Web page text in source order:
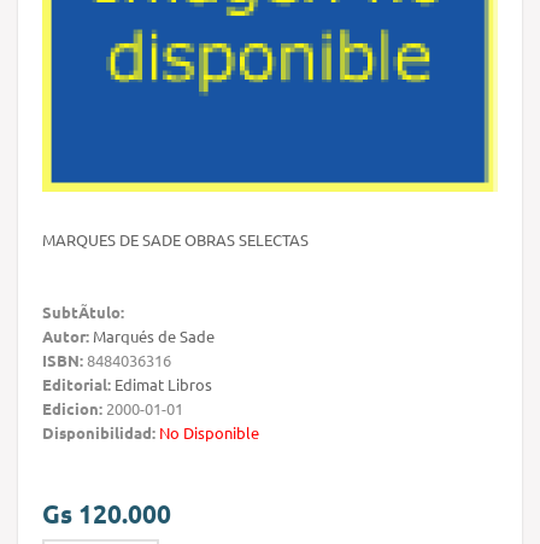
MARQUES DE SADE OBRAS SELECTAS
SubtÃ­tulo:
Autor: Marqués de Sade
ISBN:8484036316
Editorial: Edimat Libros
Edicion: 2000-01-01
Disponibilidad: No Disponible
Gs 120.000